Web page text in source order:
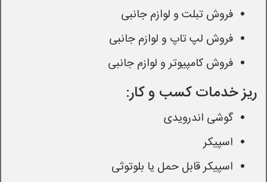
فروش تبلت و لوازم جانبی
فروش لپ تاپ و لوازم جانبی
فروش کامپیوتر و لوازم جانبی
ریز خدمات کسب و کار:
گوشی اندرویدی
اسپیکر
اسپیکر قابل حمل یا بلوتوثی